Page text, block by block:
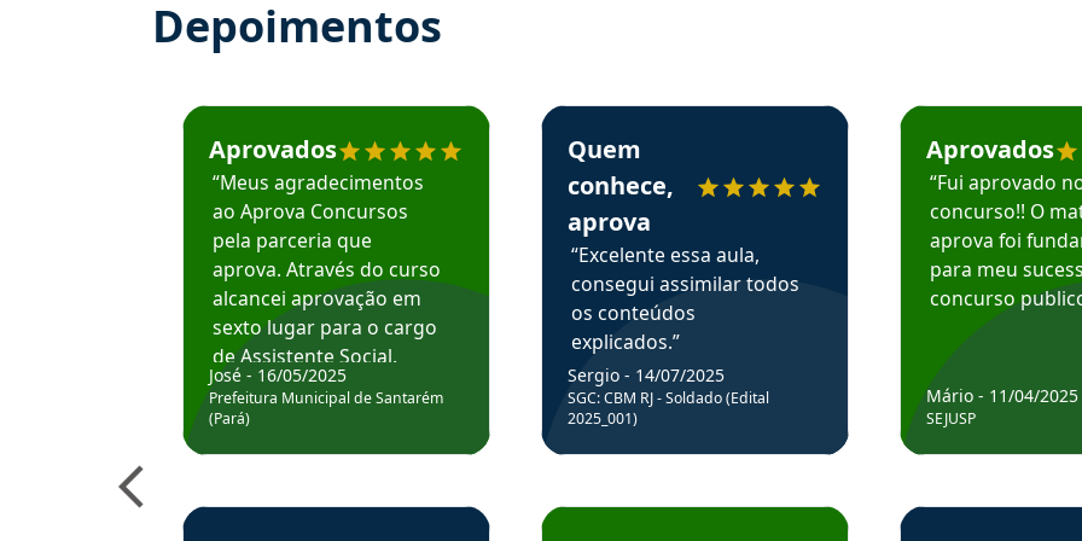
Depoimentos
Estudante José recomenda o Aprova Concursos em depoimento
Aprovados
“Meus agradecimentos
ao Aprova Concursos
pela parceria que
aprova. Através do curso
alcancei aprovação em
sexto lugar para o cargo
de Assistente Social.
Hoje estou atuando na
Prefeitura de Santarém.
José - 16/05/2025
Prefeitura Municipal de Santarém
(Pará)
Estudante Elais recomenda o Aprova Concursos em depoimento
Estudante Sergio recomenda o Aprova Concursos em depoimento
Quem
conhece,
aprova
“Excelente essa aula,
consegui assimilar todos
os conteúdos
explicados.”
Sergio - 14/07/2025
SGC: CBM RJ - Soldado (Edital
2025_001)
Estudante Cicero recomenda o Aprova Concursos em depoimento
Estudante Mário
Aprovados
“Fui aprovado
concurso!! O
aprova foi
para meu
concurso
Mário - 11/04/2025
SEJUSP
Estudante Henrique